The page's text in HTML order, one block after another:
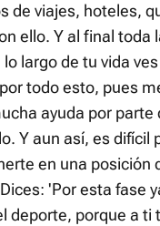
de viajes, hoteles,
ello. Y al final toda
largo de tu vida
todo esto, pues
ayuda por parte
Y aun así, es difícil
en una posición
'Por esta fase
deporte, porque a ti